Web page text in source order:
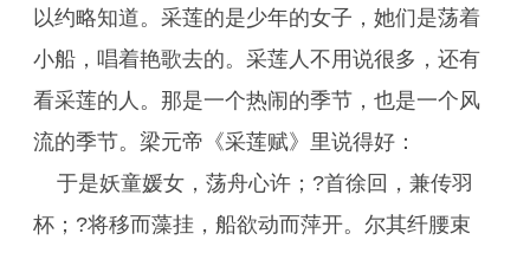
以约略知道。采莲的是少年的女子，她们是荡着
小船，唱着艳歌去的。采莲人不用说很多，还有
看采莲的人。那是一个热闹的季节，也是一个风
流的季节。梁元帝《采莲赋》里说得好：
于是妖童媛女，荡舟心许；?首徐回，兼传羽
杯；?将移而藻挂，船欲动而萍开。尔其纤腰束